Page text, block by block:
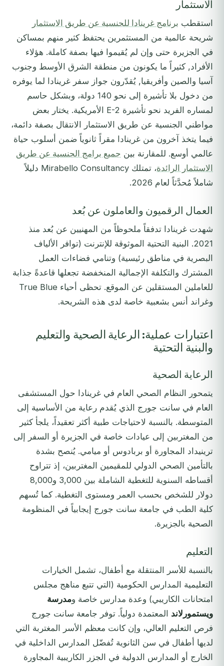
الاستثمار
استقطب برنامج غرينادا للجنسية عن طريق الاستثمار
شريحة عالمية من المستثمرين يحتفظ كثير منهم بمساكن
في الجزيرة حتى وإن لم يُقيموا فيها بصفة كاملة. هؤلاء
الأفراد, كثيراً ما يكونون من منطقة الشرق الأوسط وجنوب
آسيا والصين وأفريقيا, يُقدّرون جواز سفر غرينادا لما يوفره
من دخول بلا تأشيرة إلى نحو 140 دولة، وبشكل حاسم
لمساره الفريد نحو تأشيرة E-2 الأمريكية. يختار بعض
مواطني الجنسية عن طريق الاستثمار الانتقال بصفة دائمة،
فيما يتخذ آخرون من غرينادا مقراً ثانوياً ضمن أسلوب حياة
عالمي أوسع. للمقارنة بين جميع برامج الجنسية عن طريق
الاستثمار الرائدة
، تمتلك Mirabello Consultancy دليلاً
شاملاً مُحدَّثاً لعام 2026.
العمال الرقميون والعاملون عن بُعد
شهدت غرينادا تدفقاً ملحوظاً من المهنيين عن بُعد منذ
2021. البنية التحتية الموثوقة للإنترنت (توافر الألياف
البصرية في مناطق رئيسية) وتنامي فضاءات العمل
المشترك والتكلفة الإجمالية المنخفضة تجعلها قاعدةً جذابة
للعاملين المستقلين عن الموقع. تحظى أحياء True Blue
وغراند أنس بشعبية خاصة لدى هذه الشريحة.
اعتبارات عملية: الرعاية الصحية والتعليم
والبنية التحتية
الرعاية الصحية
يتمحور النظام الصحي العام في غرينادا حول المستشفى
العام في سانت جورج الذي يُقدم رعاية من الأساسية إلى
المتوسطة. بالنسبة لاحتياجات طبية أكثر تعقيداً، يلجأ كثير
من المغتربين إلى عيادات خاصة في الجزيرة أو السفر إلى
ترينيداد المجاورة أو بربادوس أو ميامي. يُنصح بشدة
بالتأمين الصحي الدولي للمقيمين المغتربين، إذ تتراوح
أقساطه السنوية للتغطية الشاملة بين 3,000 و8,000
دولار للشخص بحسب العمر ومستوى التغطية. كما تُسهم
كلية الطب في جامعة سانت جورج إيجابياً في المنظومة
الصحية بالجزيرة.
التعليم
بالنسبة للأسر المنتقلة مع أطفال، تشمل الخيارات
التعليمية المدارس الحكومية (التي تتبع مناهج مجلس
امتحانات الكاريبي) وعدة مدارس خاصة ومدرسة
ويستمورلاند المعتمدة دولياً. توفر جامعة سانت جورج
فرص التعليم العالي، وإن كانت معظم الأسر المغتربة التي
لديها أطفال في سن الثانوية تُفضّل المدارس الداخلية في
الخارج أو المدارس الدولية في الجزر الكاريبية المجاورة